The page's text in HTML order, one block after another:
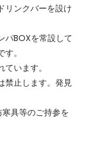
リンクバーを設け
パBOXを常設して
。
います。
禁止します。発見
具等のご持参を